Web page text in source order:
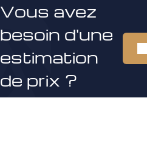
Vous avez
besoin d'une
estimation
de prix ?